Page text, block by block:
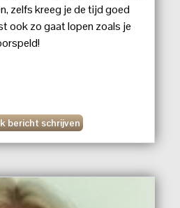
zelfs kreeg je de tijd goed
ook zo gaat lopen zoals je
bericht schrijven